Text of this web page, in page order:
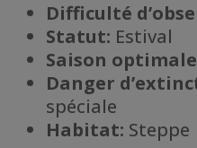
Difficulté
Statut: Estival
Saison
Danger
spéciale
Habitat: Steppe